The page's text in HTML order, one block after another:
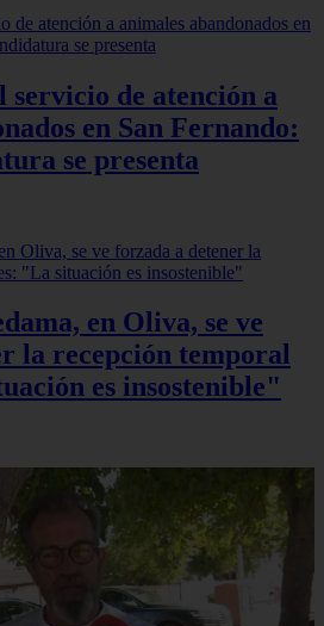
de atención a
en San Fernando:
se presenta
en Oliva, se ve
la recepción temporal
es insostenible"